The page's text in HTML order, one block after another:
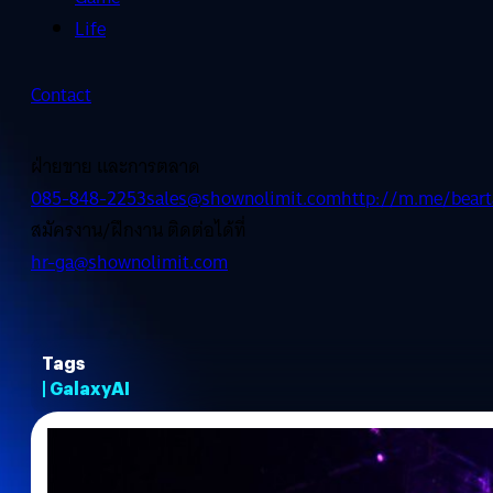
Life
Contact
ฝ่ายขาย และการตลาด
085-848-2253sales@shownolimit.comhttp://m.me/
สมัครงาน/ฝึกงาน ติดต่อได้ที่
hr-ga@shownolimit.com
Tags
| GalaxyAI